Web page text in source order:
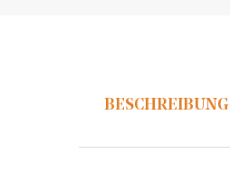
BESCHREIBUNG